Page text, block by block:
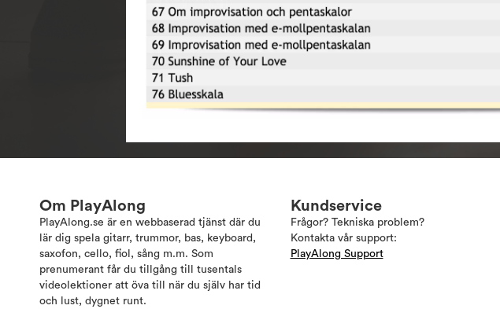
Om PlayAlong
PlayAlong.se är en webbaserad tjänst där du
lär dig spela gitarr, trummor, bas, keyboard,
saxofon, cello, fiol, sång m.m. Som
prenumerant får du tillgång till tusentals
videolektioner att öva till när du själv har tid
och lust, dygnet runt.
Kundservice
Frågor? Tekniska problem?
Kontakta vår support:
PlayAlong Support